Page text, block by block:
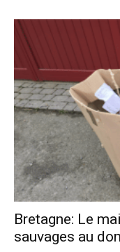
Bretagne: Le
sauvages au